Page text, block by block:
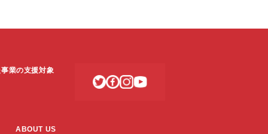
業の支援対象
ABOUT US